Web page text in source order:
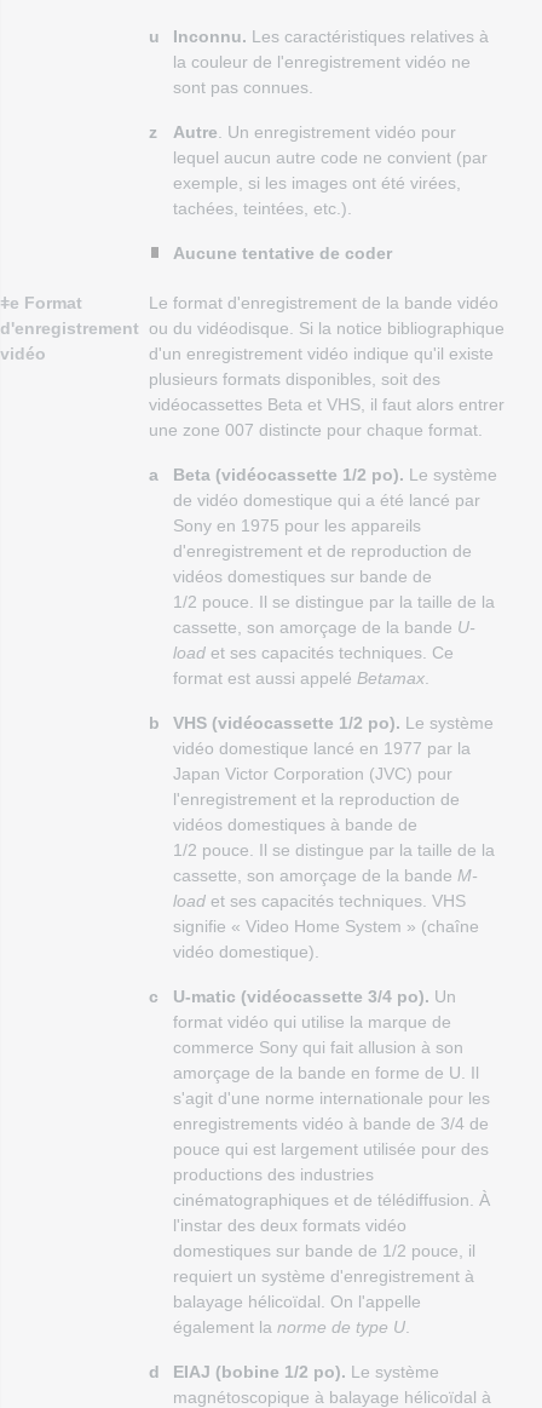
u Inconnu. Les caractéristiques relatives à
la couleur de l'enregistrement vidéo ne
sont pas connues.
z Autre . Un enregistrement vidéo pour
lequel aucun autre code ne convient (par
exemple, si les images ont été virées,
tachées, teintées, etc.).
Aucune tentative de coder
ǂe Format
d'enregistrement
vidéo
Le format d'enregistrement de la bande vidéo
ou du vidéodisque. Si la notice bibliographique
d'un enregistrement vidéo indique qu'il existe
plusieurs formats disponibles, soit des
vidéocassettes Beta et VHS, il faut alors entrer
une zone 007 distincte pour chaque format.
a Beta (vidéocassette 1/2 po). Le système
de vidéo domestique qui a été lancé par
Sony en 1975 pour les appareils
d'enregistrement et de reproduction de
vidéos domestiques sur bande de
1/2 pouce. Il se distingue par la taille de la
cassette, son amorçage de la bande U-
load et ses capacités techniques. Ce
format est aussi appelé Betamax
b VHS (vidéocassette 1/2 po). Le système
vidéo domestique lancé en 1977 par la
Japan Victor Corporation (JVC) pour
l'enregistrement et la reproduction de
vidéos domestiques à bande de
1/2 pouce. Il se distingue par la taille de la
cassette, son amorçage de la bande M-
load et ses capacités techniques. VHS
signifie « Video Home System » (chaîne
vidéo domestique).
c U-matic (vidéocassette 3/4 po). Un
format vidéo qui utilise la marque de
commerce Sony qui fait allusion à son
amorçage de la bande en forme de U. Il
s'agit d'une norme internationale pour les
enregistrements vidéo à bande de 3/4 de
pouce qui est largement utilisée pour des
productions des industries
cinématographiques et de télédiffusion. À
l'instar des deux formats vidéo
domestiques sur bande de 1/2 pouce, il
requiert un système d'enregistrement à
balayage hélicoïdal. On l'appelle
également la norme de type U
d EIAJ (bobine 1/2 po). Le système
magnétoscopique à balayage hélicoïdal à